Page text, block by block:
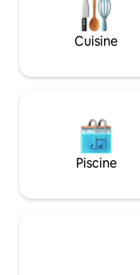
marche des
gammes de prix et
Villa Karo. Convient
durée
Cuisine
Piscine